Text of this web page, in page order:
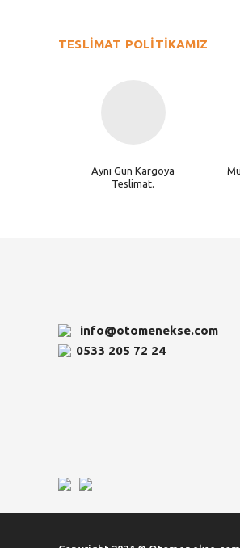
Ürün açıklamasında eksik bilgiler
TESLİMAT POLİTİKAMIZ
Aynı Gün Kargoya
Teslimat.
info@otomenekse.com
0533 205 72 24